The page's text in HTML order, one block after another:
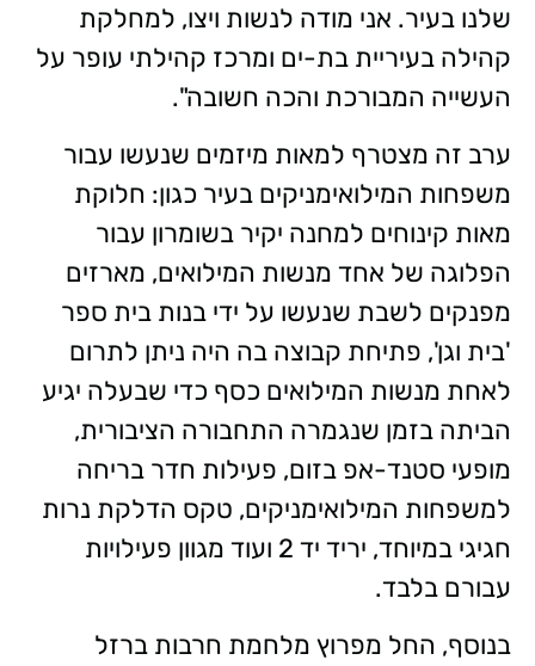
שלנו בעיר. אני מודה לנשות ויצו, למחלקת
קהילה בעיריית בת-ים ומרכז קהילתי עופר על
העשייה המבורכת והכה חשובה".
ערב זה מצטרף למאות מיזמים שנעשו עבור
משפחות המילואימניקים בעיר כגון: חלוקת
מאות קינוחים למחנה יקיר בשומרון עבור
הפלוגה של אחד מנשות המילואים, מארזים
מפנקים לשבת שנעשו על ידי בנות בית ספר
'בית וגן', פתיחת קבוצה בה היה ניתן לתרום
לאחת מנשות המילואים כסף כדי שבעלה יגיע
הביתה בזמן שנגמרה התחבורה הציבורית,
מופעי סטנד-אפ בזום, פעילות חדר בריחה
למשפחות המילואימניקים, טקס הדלקת נרות
חגיגי במיוחד, יריד יד 2 ועוד מגוון פעילויות
עבורם בלבד.
בנוסף, החל מפרוץ מלחמת חרבות ברזל